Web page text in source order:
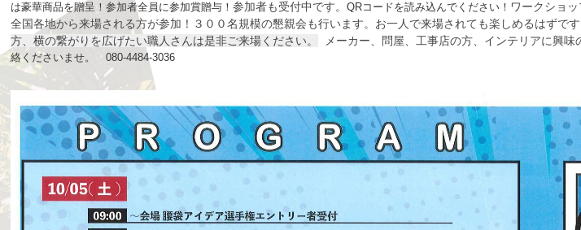
は豪華商品を贈呈！参加者全員に参加賞贈与！参加者も受付中です。QRコードを読み込んでください！ ワークショ
全国各地から来場される方が参加！３００名規模の懇親会も行います。お一人で来場されても楽しめるはずで
方、横の繋がりを広げたい職人さんは是非ご来場ください。
メーカー、問屋、工事店の方、インテリアに興
絡くださいませ。 080-4484-3036